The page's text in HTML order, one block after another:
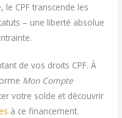
le CPF transcende les
– une liberté absolue
de vos droits CPF. À
Mon Compte
votre solde et découvrir
à ce financement.